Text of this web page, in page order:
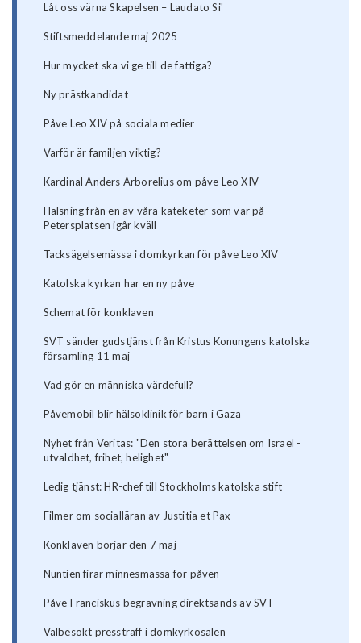
Låt oss värna Skapelsen – Laudato Si'
Stiftsmeddelande maj 2025
Hur mycket ska vi ge till de fattiga?
Ny prästkandidat
Påve Leo XIV på sociala medier
Varför är familjen viktig?
Kardinal Anders Arborelius om påve Leo XIV
Hälsning från en av våra kateketer som var på
Petersplatsen igår kväll
Tacksägelsemässa i domkyrkan för påve Leo XIV
Katolska kyrkan har en ny påve
Schemat för konklaven
SVT sänder gudstjänst från Kristus Konungens katolska
församling 11 maj
Vad gör en människa värdefull?
Påvemobil blir hälsoklinik för barn i Gaza
Nyhet från Veritas: "Den stora berättelsen om Israel -
utvaldhet, frihet, helighet"
Ledig tjänst: HR-chef till Stockholms katolska stift
Filmer om socialläran av Justitia et Pax
Konklaven börjar den 7 maj
Nuntien firar minnesmässa för påven
Påve Franciskus begravning direktsänds av SVT
Välbesökt pressträff i domkyrkosalen